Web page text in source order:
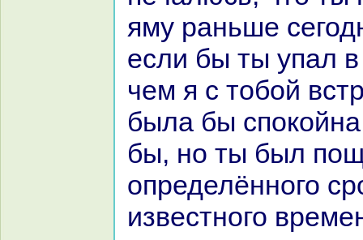
яму paньше
если бы ты упал
чем я с тобой
была бы
бы, но ты был
определённого
известного